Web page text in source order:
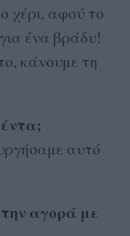
χέρι, αφού το
ένα βράδυ!
κάνουμε τη
αυτό
αγορά με